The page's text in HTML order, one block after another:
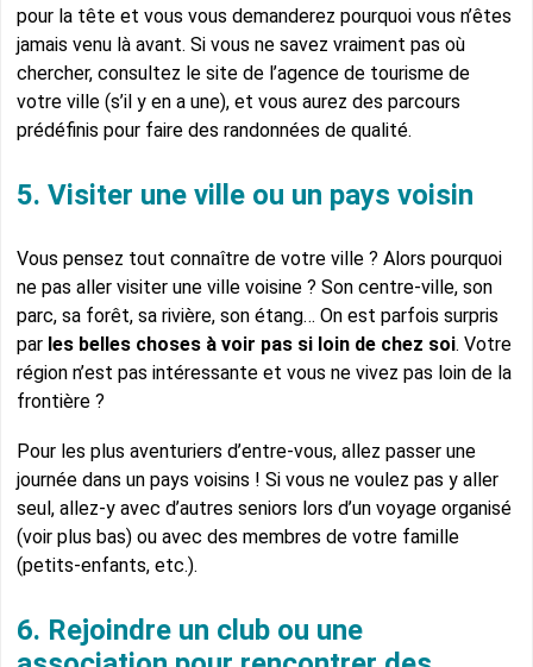
pour la tête et vous vous demanderez pourquoi vous n’êtes
jamais venu là avant. Si vous ne savez vraiment pas où
chercher, consultez le site de l’agence de tourisme de
votre ville (s’il y en a une), et vous aurez des parcours
prédéfinis pour faire des randonnées de qualité.
5. Visiter une ville ou un pays voisin
Vous pensez tout connaître de votre ville ? Alors pourquoi
ne pas aller visiter une ville voisine ? Son centre-ville, son
parc, sa forêt, sa rivière, son étang… On est parfois surpris
par les belles choses à voir pas si loin de chez soi. Votre
région n’est pas intéressante et vous ne vivez pas loin de la
frontière ?
Pour les plus aventuriers d’entre-vous, allez passer une
journée dans un pays voisins ! Si vous ne voulez pas y aller
seul, allez-y avec d’autres seniors lors d’un voyage organisé
(voir plus bas) ou avec des membres de votre famille
(petits-enfants, etc.).
6. Rejoindre un club ou une